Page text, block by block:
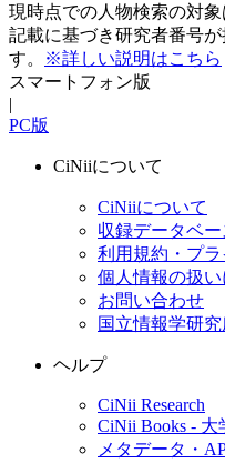
現時点での人物検索の対象
記載に基づき研究者番号
す。
※詳しい説明はこちら
スマートフォン版
|
PC版
CiNiiについて
CiNiiについて
収録データベ
利用規約・プ
個人情報の扱い
お問い合わせ
国立情報学研
ヘルプ
CiNii Research
CiNii Books -
メタデータ・